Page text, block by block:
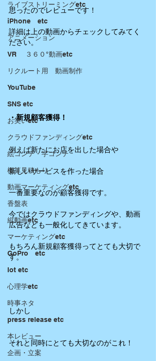
ライブストリーミングetc
iPhone etc
アニメーション
VR ３６０°動画etc
リクルート用 動画制作
YouTube
SNS etc
お笑いetc
クラウドファンディングetc
絵コンテ・字コンテ
概算見積もり
動画マーケティングetc
香盤表
縦動画etc
マーケティングetc
GoPro etc
Iot etc
心理学etc
時事ネタ
press release etc
本レビュー
企画・立案
思ったのでレビューです！
詳細は上の動画からチェックしてみてく
ださい。
・新規顧客獲得！
例えば新たにお店を出した場合や
新しいサービスを作った場合
一番重要なのが顧客獲得です。
今ではクラウドファンディングや、動画
広告なども一般化してきています。
もちろん新規顧客獲得ってとても大切で
す。
しかし
それと同時にとても大切なのがこれ！